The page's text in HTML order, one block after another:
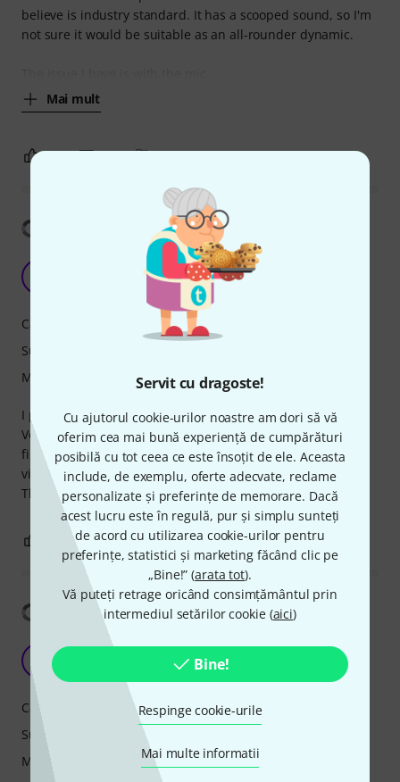
Servit cu dragoste!
Cu ajutorul cookie-urilor noastre am dori să vă
oferim cea mai bună experiență de cumpărături
posibilă cu tot ceea ce este însoțit de ele. Aceasta
include, de exemplu, oferte adecvate, reclame
personalizate și preferințe de memorare. Dacă
acest lucru este în regulă, pur și simplu sunteți
de acord cu utilizarea cookie-urilor pentru
preferințe, statistici și marketing făcând clic pe
„Bine!” (arata tot).
Vă puteți retrage oricând consimțământul prin
intermediul setărilor cookie (aici)
Bine!
Respinge cookie-urile
Mai multe informatii
believe is industry standard. It has a scooped sound, so I'm
not sure it would be suitable as an all-rounder dynamic.
Mai mult
7 0
Amazing quality for the price you pay
Bigbogh 03.04.2022
I purchased 2 of these.
Very punchy sound, the clamps that come with the mic are
fine but if you like isolating your microphones from
vibrations then you better use a stand.
These Microphones are very good for rock
Caracteristici
Sunet
Măiestrie
0 SEMNALEAZA UN ABUZ
Arată traducerea
Best Tom mic!!!
maxwell1399 13.11.2020
Caracteristici
Sunet
Măiestrie